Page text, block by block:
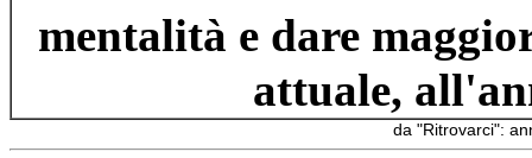
mentalità e dare
attuale,
da "Ritrovarci":